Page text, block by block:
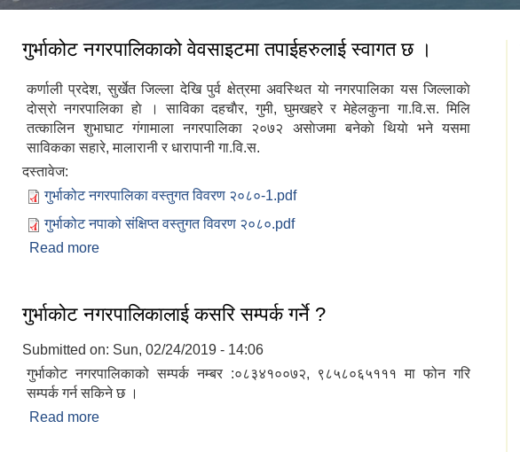
गुर्भाकोट नगरपालिकाको वेवसाइटमा तपाईहरुलाई स्वागत छ ।
कर्णाली प्रदेश, सुर्खेत जिल्ला देखि पुर्व क्षेत्रमा अवस्थित याे नगरपालिका यस जिल्लाकाे
दाेस्राे नगरपालिका हाे । साविका दहचाैर, गुमी, घुमखहरे र मेहेलकुना गा.वि.स. मिलि
तत्कालिन शुभाघाट ग‌ंगामाला नगरपालिका २०७२ असाेजमा बनेकाे थियाे भने यसमा
साविकका सहारे, मालारानी र धारापानी गा.वि.स.
दस्तावेज:
गुर्भाकोट नगरपालिका वस्तुगत विवरण २०८०-1.pdf
गुर्भाकोट नपाको संक्षिप्त वस्तुगत विवरण २०८०.pdf
Read more
गुर्भाकोट नगरपालिकालाई कसरि सम्पर्क गर्ने ?
Submitted on: Sun, 02/24/2019 - 14:06
गुर्भाकोट नगरपालिकाको सम्पर्क नम्बर :०८३४१००७२, ९८५८०६५१११ मा फोन गरि
सम्पर्क गर्न सकिने छ ।
Read more